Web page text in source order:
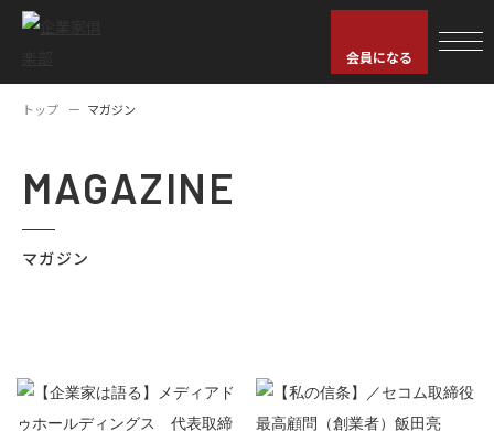
会員になる
トップ マガジン
MAGAZINE
マガジン